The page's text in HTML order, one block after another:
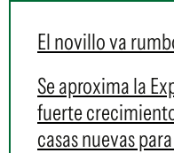
El novillo va
Se aproxima la
fuerte
casas nuevas